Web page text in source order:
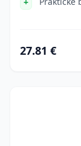
27.81 €